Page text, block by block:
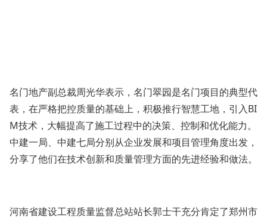
名门地产副总裁周光华表示，名门翠园是名门项目的典型代
表，在严格把控质量的基础上，积极推行智慧工地，引入BI
M技术，大幅提高了施工过程中的决策、控制和优化能力。
中建一局、中建七局分别从企业发展和项目管理角度出发，
分享了他们在技术创新和质量管理方面的先进经验和做法。
河南省建设工程质量监督总站站长郭士干充分肯定了郑州市